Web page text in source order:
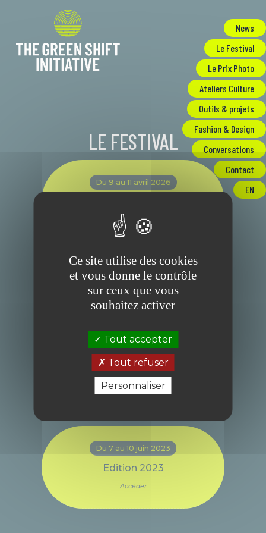
News
Le Festival
Le Prix Photo
Ateliers Culture
Outils & projets
Fashion & Design
Conversations
Contact
EN
LE FESTIVAL
Du 9 au 11 avril 2026
Accéder
Du 4 au 6 juin 2025
Édition 2025
Accéder
Du 5 au 7 juin 2024
Édition 2024
Du 7 au 10 juin 2023
Edition 2023
Accéder
Ce site utilise des cookies
et vous donne le contrôle
sur ceux que vous
souhaitez activer
Tout accepter
Tout refuser
Personnaliser